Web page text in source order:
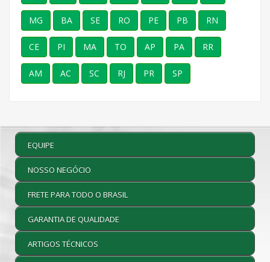
MG BA SE RO PE PB RN
CE PI MA TO AP PA RR
AM AC SC RJ PR SP
EQUIPE
NOSSO NEGÓCIO
FRETE PARA TODO O BRASIL
GARANTIA DE QUALIDADE
ARTIGOS TÉCNICOS